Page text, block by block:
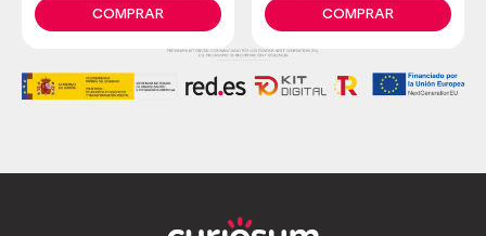
Impresionante.
Antique anchor
COMPRAR
Años 30COMPRAR